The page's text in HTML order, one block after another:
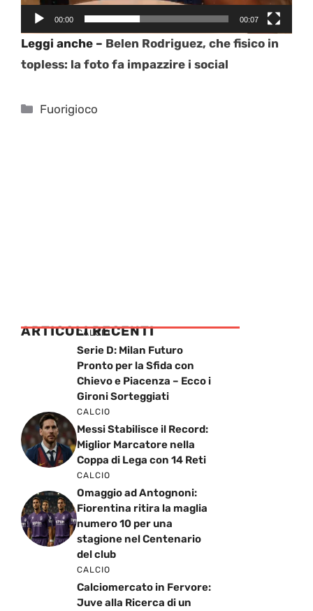
00:00 00:07
Leggi anche – Belen Rodriguez, che fisico in
topless: la foto fa impazzire i social
Categorie
Fuorigioco
ARTICOLI RECENTI
CALCIO
Serie D: Milan Futuro
Pronto per la Sfida con
Chievo e Piacenza – Ecco i
Gironi Sorteggiati
CALCIO
Messi Stabilisce il Record:
Miglior Marcatore nella
Coppa di Lega con 14 Reti
CALCIO
Omaggio ad Antognoni:
Fiorentina ritira la maglia
numero 10 per una
stagione nel Centenario
del club
CALCIO
Calciomercato in Fervore:
Juve alla Ricerca di un